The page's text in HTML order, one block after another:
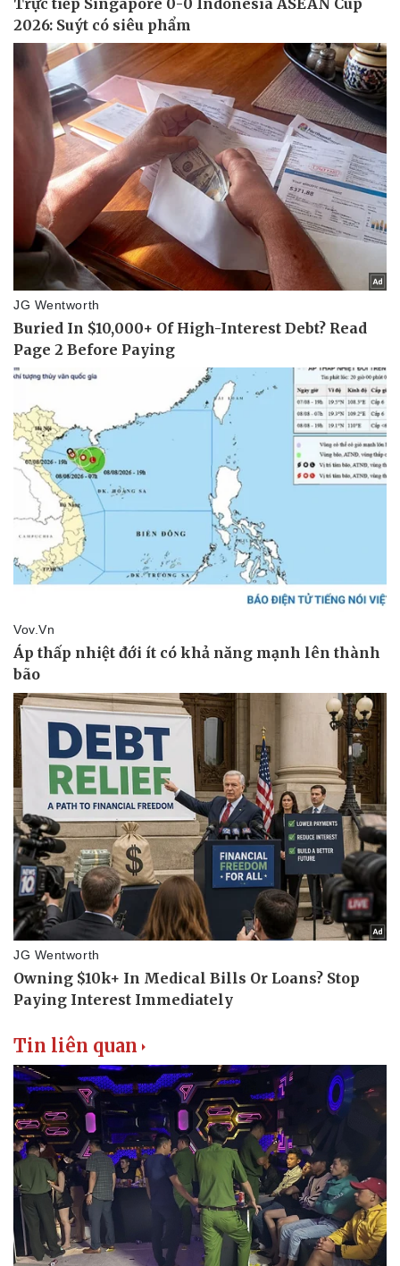
Pháp luật
Tư vấn luật
Quân sự - Quốc phòng
Vũ khí
Tin liên quan